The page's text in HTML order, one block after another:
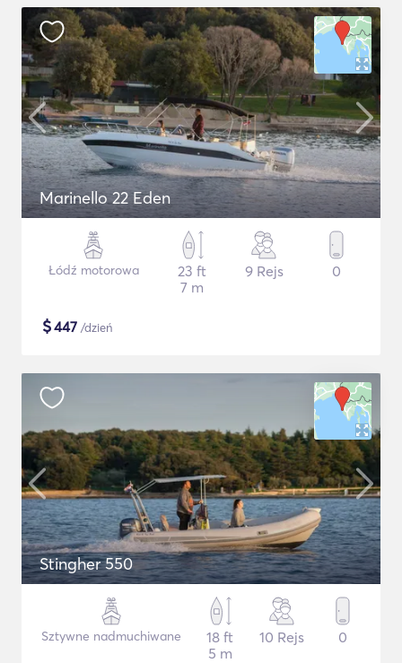
Marinello 22 Eden
Łódź motorowa
23 ft
7 m
9 Rejs 0
$447 /dzień
Stingher 550
Sztywne nadmuchiwane
18 ft
5 m
10 Rejs 0